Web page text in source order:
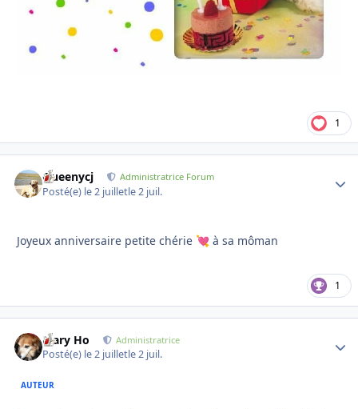
1
Queenycj Administratrice Forum
Posté(e) le 2 juilletle 2 juil.
Joyeux anniversaire petite chérie 💘 à sa môman
1
Mary Ho Administratrice
Posté(e) le 2 juilletle 2 juil.
AUTEUR